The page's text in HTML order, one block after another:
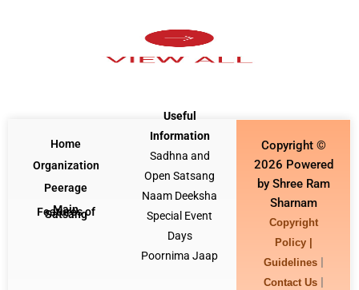
Home
Organization
Peerage
Main
Features of
Satsang
Useful
Information
Sadhna and
Open Satsang
Naam Deeksha
Special Event
Days
Poornima Jaap
Copyright ©
2026 Powered
by Shree Ram
Sharnam
Copyright
Policy |
Guidelines |
Contact Us |